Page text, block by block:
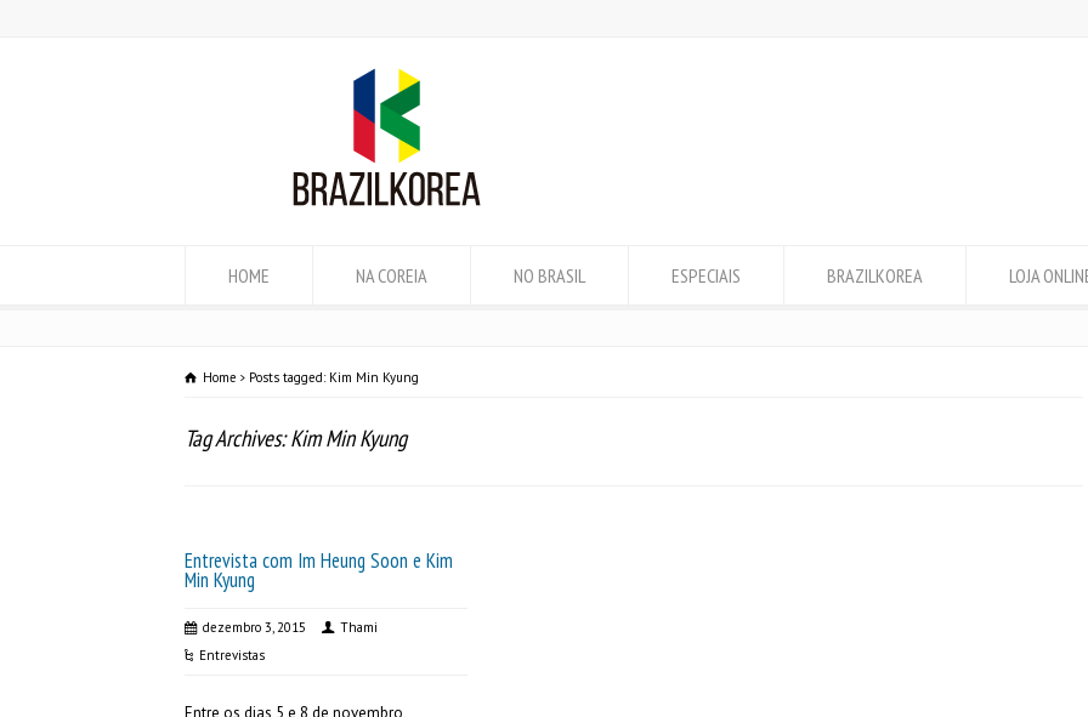
HOME NA COREIA NO BRASIL ESPECIAIS BRAZILKOREA LOJA
Home Posts tagged: Kim Min Kyung
Tag Archives: Kim Min Kyung
Entrevista com Im Heung Soon e Kim
Min Kyung
dezembro 3, 2015
Thami
Entrevistas
Entre os dias 5 e 8 de novembro,